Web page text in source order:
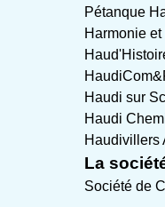
Pétanque
Harmonie
Haudi sur
Haudi
Haudivillers
La
Société de